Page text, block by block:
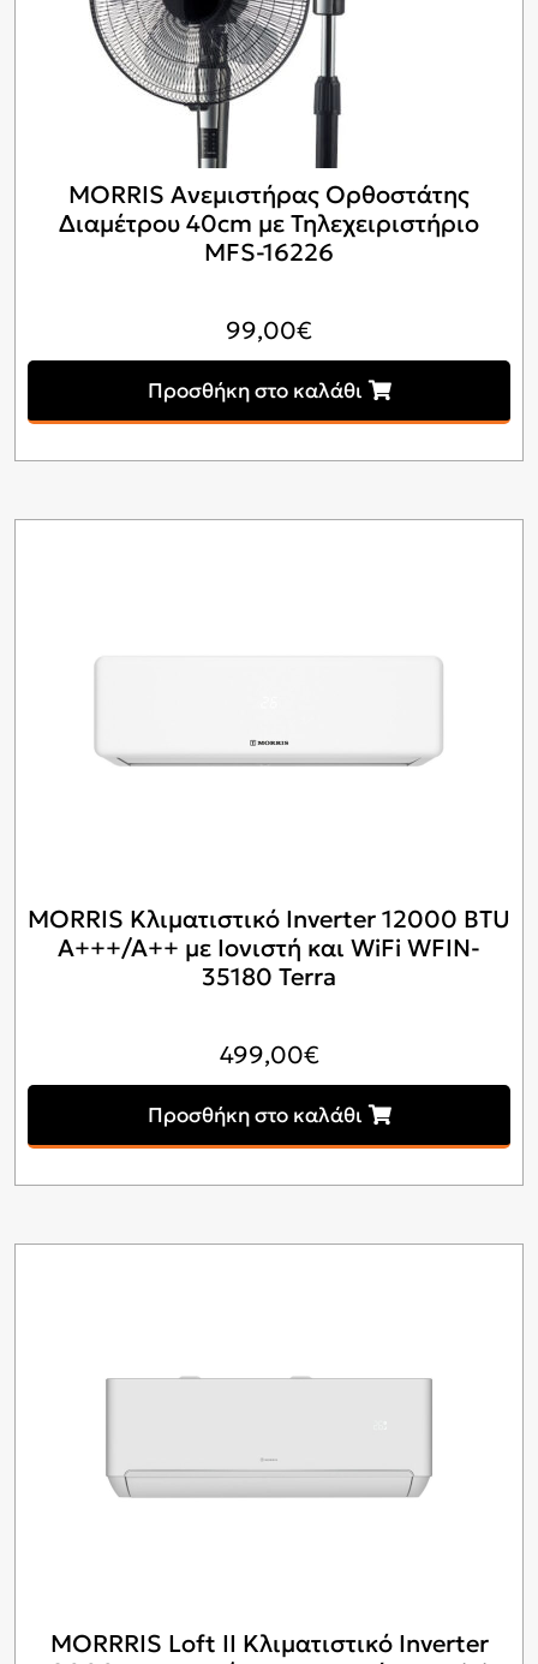
MORRIS Ανεμιστήρας Ορθοστάτης
Διαμέτρου 40cm με Τηλεχειριστήριο
MFS-16226
99,00€
Προσθήκη στο καλάθι
MORRIS Κλιματιστικό Inverter 12000 BTU
A+++/A++ με Ιονιστή και WiFi WFIN-
35180 Terra
499,00€
Προσθήκη στο καλάθι
MORRRIS Loft II Κλιματιστικό Inverter